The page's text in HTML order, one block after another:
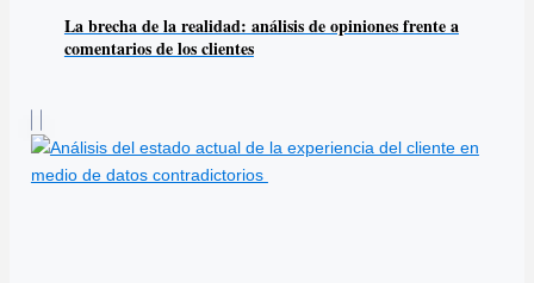
La brecha de la realidad: análisis de opiniones frente a
comentarios de los clientes